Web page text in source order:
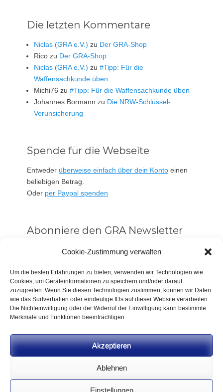
Cookie-Zustimmung verwalten
Um die besten Erfahrungen zu bieten, verwenden wir Technologien wie
Cookies, um Geräteinformationen zu speichern und/oder darauf
zuzugreifen. Wenn Sie diesen Technologien zustimmen, können wir Daten
wie das Surfverhalten oder eindeutige IDs auf dieser Website verarbeiten.
Die Nichteinwilligung oder der Widerruf der Einwilligung kann bestimmte
Merkmale und Funktionen beeinträchtigen.
Akzeptieren
Ablehnen
Einstellungen
Die letzten Kommentare
Niclas (GRA e.V.) zu Der GRA-Shop
Rico zu Der GRA-Shop
Niclas (GRA e.V.) zu #Tipp: Für die
Waffensachkunde üben
Michi76 zu #Tipp: Für die Waffensachkunde üben
Johannes Bormann zu Die NRW-Schlüssel-
Verunsicherung
Spende für die Webseite
Entweder überweise einfach über dein Konto einen
beliebigen Betrag.
Oder per Paypal spenden
Abonniere den GRA Newsletter
Vorname oder ganzer Name
Email
Alle Neuigkeiten sofort
Datenschutzerklärung.